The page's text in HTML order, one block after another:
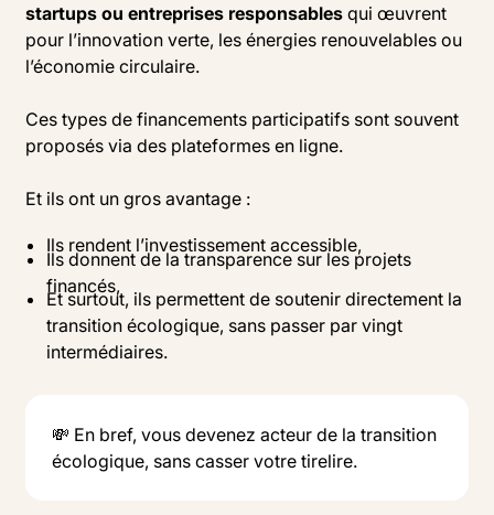
startups ou entreprises responsables qui œuvrent
pour l’innovation verte, les énergies renouvelables ou
l’économie circulaire.
Ces types de financements participatifs sont souvent
proposés via des plateformes en ligne.
Et ils ont un gros avantage :
Ils rendent l’investissement accessible,
Ils donnent de la transparence sur les projets
financés,
Et surtout, ils permettent de soutenir directement la
transition écologique, sans passer par vingt
intermédiaires.
💸 En bref, vous devenez acteur de la transition
écologique, sans casser votre tirelire.